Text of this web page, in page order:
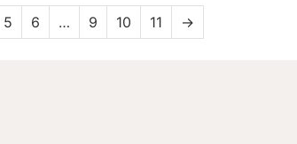
5 6 … 9 10 11 →